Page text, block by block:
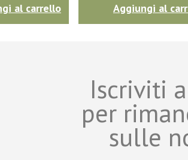
al carrello Aggiungi al
Iscriviti
per
sulle